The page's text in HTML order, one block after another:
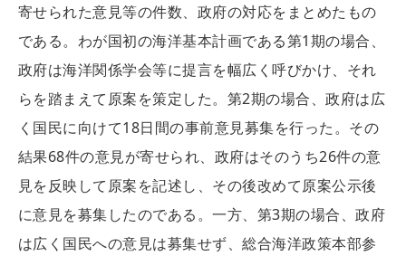
寄せられた意見等の件数、政府の対応をまとめたもの
である。わが国初の海洋基本計画である第1期の場合、
政府は海洋関係学会等に提言を幅広く呼びかけ、それ
らを踏まえて原案を策定した。第2期の場合、政府は広
く国民に向けて18日間の事前意見募集を行った。その
結果68件の意見が寄せられ、政府はそのうち26件の意
見を反映して原案を記述し、その後改めて原案公示後
に意見を募集したのである。一方、第3期の場合、政府
は広く国民への意見は募集せず、総合海洋政策本部参